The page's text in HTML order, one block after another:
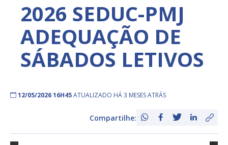
2026 SEDUC-PMJ
ADEQUAÇÃO DE
SÁBADOS LETIVOS
12/05/2026 16H45ATUALIZADO HÁ 3 MESES ATRÁS
Compartilhe: